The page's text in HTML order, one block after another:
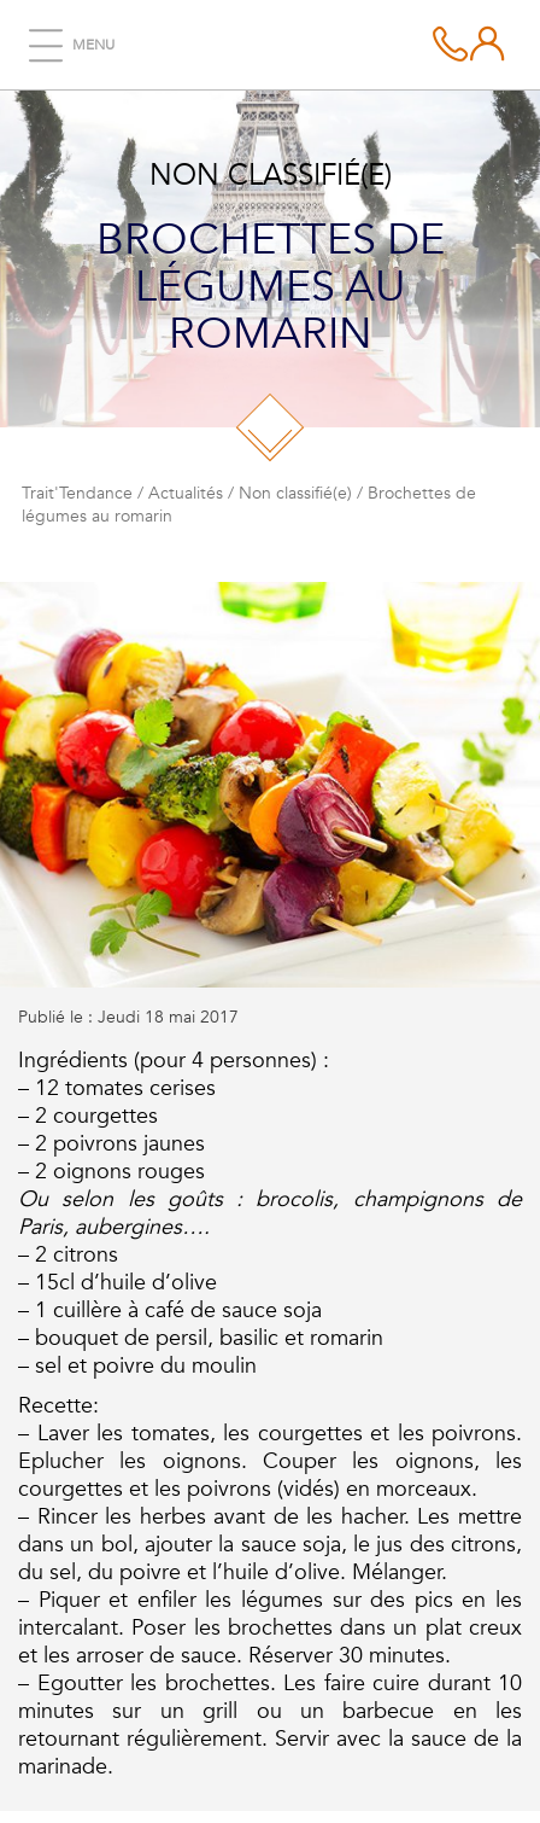
MENU
NON CLASSIFIÉ(E)
BROCHETTES DE
LÉGUMES AU
ROMARIN
Trait'Tendance / Actualités / Non classifié(e) / Brochettes de
légumes au romarin
Publié le : Jeudi 18 mai 2017
Ingrédients (pour 4 personnes) :
– 12 tomates cerises
– 2 courgettes
– 2 poivrons jaunes
– 2 oignons rouges
Ou selon les goûts : brocolis, champignons de
Paris, aubergines….
– 2 citrons
– 15cl d’huile d’olive
– 1 cuillère à café de sauce soja
– bouquet de persil, basilic et romarin
– sel et poivre du moulin
Recette:
– Laver les tomates, les courgettes et les poivrons.
Eplucher les oignons. Couper les oignons, les
courgettes et les poivrons (vidés) en morceaux.
– Rincer les herbes avant de les hacher. Les mettre
dans un bol, ajouter la sauce soja, le jus des citrons,
du sel, du poivre et l’huile d’olive. Mélanger.
– Piquer et enfiler les légumes sur des pics en les
intercalant. Poser les brochettes dans un plat creux
et les arroser de sauce. Réserver 30 minutes.
– Egoutter les brochettes. Les faire cuire durant 10
minutes sur un grill ou un barbecue en les
retournant régulièrement. Servir avec la sauce de la
marinade.